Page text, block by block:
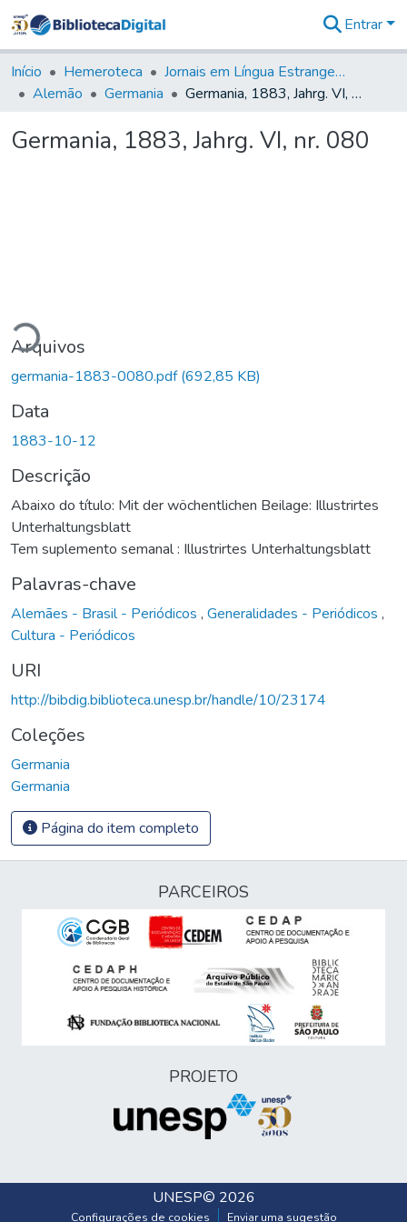
&
Coleções
Tudo na
Digital
Entrar
Início Hemeroteca
Jornais em Língua Estrangeira
Alemão
Germania Germania, 1883, Jahrg. VI, nr. 080
Germania, 1883, Jahrg. VI, nr. 080
Arquivos
germania-1883-0080.pdf(692,85 KB)
Data
1883-10-12
Descrição
Abaixo do título: Mit der wöchentlichen Beilage: Illustrirtes
Unterhaltungsblatt
Tem suplemento semanal : Illustrirtes Unterhaltungsblatt
Palavras-chave
Alemães - Brasil - Periódicos , Generalidades - Periódicos ,
Cultura - Periódicos
URI
http://bibdig.biblioteca.unesp.br/handle/10/23174
Coleções
Germania
Germania
Página do item completo
PARCEIROS
PROJETO
UNESP© 2026
Configurações de cookies Enviar uma sugestão